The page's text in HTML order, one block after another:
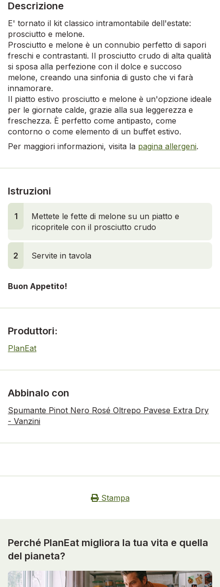
Descrizione
E' tornato il kit classico intramontabile dell'estate:
prosciutto e melone.
Prosciutto e melone è un connubio perfetto di sapori
freschi e contrastanti. Il prosciutto crudo di alta qualità
si sposa alla perfezione con il dolce e succoso
melone, creando una sinfonia di gusto che vi farà
innamorare.
Il piatto estivo prosciutto e melone è un'opzione ideale
per le giornate calde, grazie alla sua leggerezza e
freschezza. È perfetto come antipasto, come
contorno o come elemento di un buffet estivo.
Per maggiori informazioni, visita la pagina allergeni.
Istruzioni
1
Mettete le fette di melone su un piatto e
ricopritele con il prosciutto crudo
2 Servite in tavola
Buon Appetito!
Produttori:
PlanEat
Abbinalo con
Spumante Pinot Nero Rosé Oltrepo Pavese Extra Dry
- Vanzini
Stampa
Perché PlanEat migliora la tua vita e quella
del pianeta?